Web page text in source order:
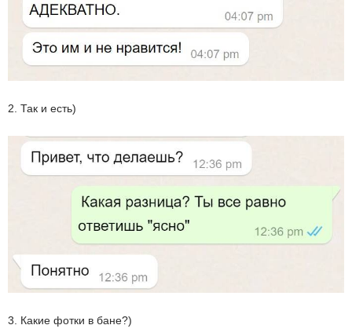
2. Так и есть)
3. Какие фотки в бане?)